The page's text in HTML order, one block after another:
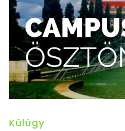
Külügy